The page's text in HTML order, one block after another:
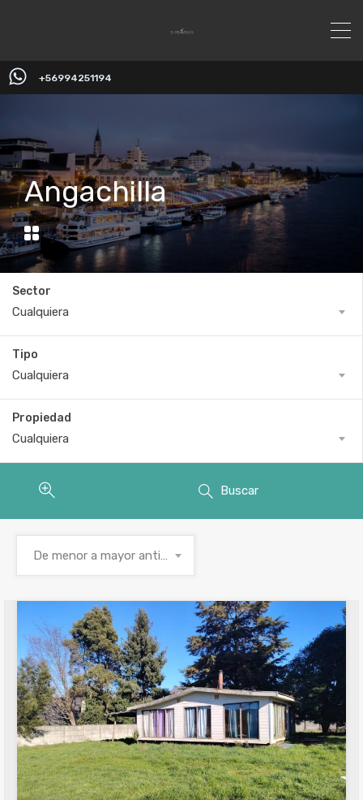
+56994251194
Angachilla
Sector
Cualquiera
Tipo
Cualquiera
Propiedad
Cualquiera
Buscar
De menor a mayor antigüedad